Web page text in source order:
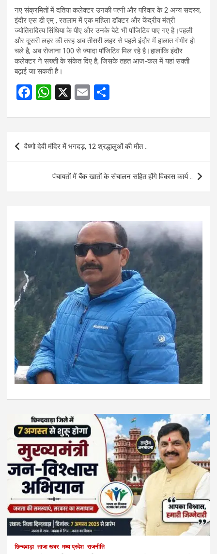
नए संक्रमितों में दतिया कलेक्टर उनकी पत्नी और परिवार के 2 अन्य सदस्य,
इंदौर एस डी एम् , रतलाम में एक महिला डॉक्टर और केंद्रीय मंत्री
ज्योतिरादित्य सिंधिया के पीए और उनके बेटे भी पॉजिटिव पाए गए है।पहली
और दूसरी लहर की तरह अब तीसरी लहर से पहले इंदौर में हालात गंभीर हो
चले है, अब रोजाना 100 से ज्यादा पॉजिटिव मिल रहे है।हालांकि इंदौर
कलेक्टर ने सख्ती के संकेत दिए है, जिसके तहत आज-कल में यहां सक्ती
बढ़ाई जा सकती है।
F
ce
b
o
W
at
s
A
p
X
E
ail ar
Post
navigation
वैष्णो देवी मंदिर में भगदड़, 12 श्रद्धालुओं की मौत ..
पंचायतों में बैंक खातों के संचालन सहित होंगे विकास कार्य ..
छिन्दवाड़ा ताजा खबर मध्य प्रदेश राजनीति